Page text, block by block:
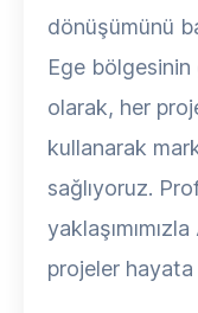
dönüşümünü
Ege
olarak, her
kullanarak
sağlıyoruz.
projeler